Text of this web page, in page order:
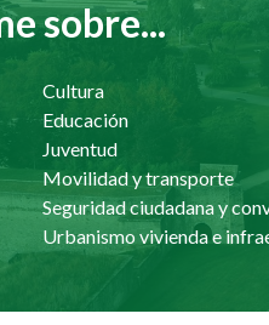
sobre...
Cultura
Educación
Juventud
Movilidad y transporte
Seguridad ciudadana y